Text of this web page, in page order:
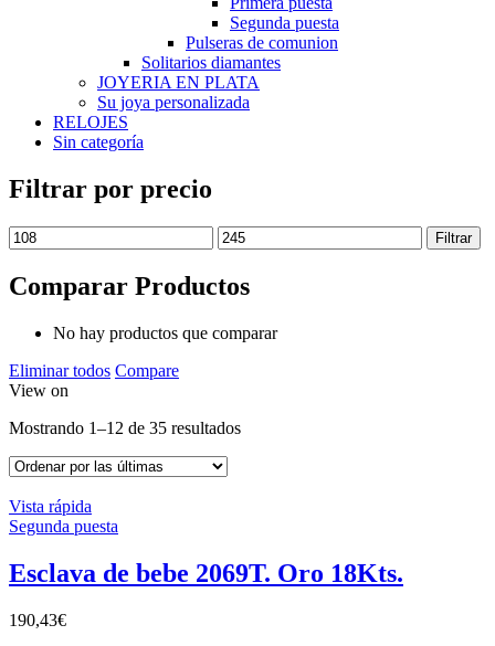
Segunda puesta
Pulseras de comunion
Solitarios diamantes
JOYERIA EN PLATA
Su joya personalizada
RELOJES
Sin categoría
Filtrar por precio
Filtrar
Comparar Productos
No hay productos que comparar
Eliminar todos Compare
View on
Mostrando 1–12 de 35 resultados
Vista rápida
Segunda puesta
Esclava de bebe 2069T. Oro 18Kts.
190,43€